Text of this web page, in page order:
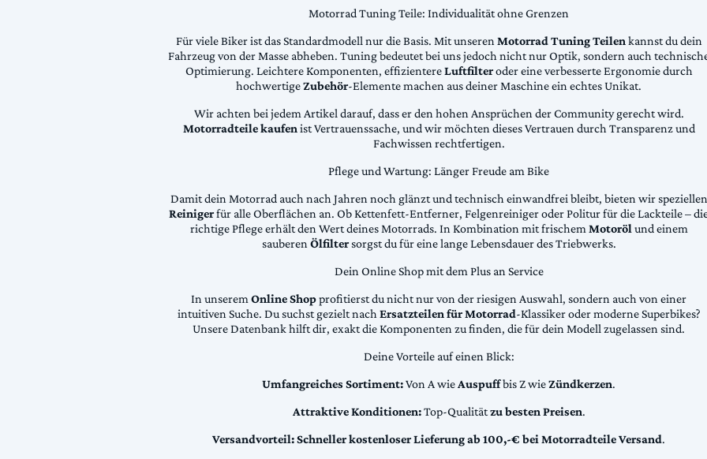
Motorrad Tuning Teile: Individualität ohne Grenzen
Für viele Biker ist das Standardmodell nur die Basis. Mit unserenMotorrad Tuning Teilenkannst du dein
Fahrzeug von der Masse abheben. Tuning bedeutet bei uns jedoch nicht nur Optik, sondern auch
Optimierung. Leichtere Komponenten, effizientereLuftfilteroder eine verbesserte Ergonomie durch
hochwertigeZubehör-Elemente machen aus deiner Maschine ein echtes Unikat.
Wir achten bei jedem Artikel darauf, dass er den hohen Ansprüchen der Community gerecht wird.
Motorradteile kaufenist Vertrauenssache, und wir möchten dieses Vertrauen durch Transparenz und
Fachwissen rechtfertigen.
Pflege und Wartung: Länger Freude am Bike
Damit dein Motorrad auch nach Jahren noch glänzt und technisch einwandfrei bleibt, bieten wir speziellen
Reinigerfür alle Oberflächen an. Ob Kettenfett-Entferner, Felgenreiniger oder Politur für die Lackteile –
richtige Pflege erhält den Wert deines Motorrads. In Kombination mit frischemMotorölund einem
sauberenÖlfiltersorgst du für eine lange Lebensdauer des Triebwerks.
Dein Online Shop mit dem Plus an Service
In unseremOnline Shopprofitierst du nicht nur von der riesigen Auswahl, sondern auch von einer
intuitiven Suche. Du suchst gezielt nachErsatzteilen für Motorrad-Klassiker oder moderne Superbikes?
Unsere Datenbank hilft dir, exakt die Komponenten zu finden, die für dein Modell zugelassen sind.
Deine Vorteile auf einen Blick:
Umfangreiches Sortiment:Von A wieAuspuffbis Z wieZündkerzen.
Attraktive Konditionen:Top-Qualitätzu besten Preisen.
Versandvorteil:Schneller kostenloser Lieferung ab 100,-€ bei Motorradteile Versand.